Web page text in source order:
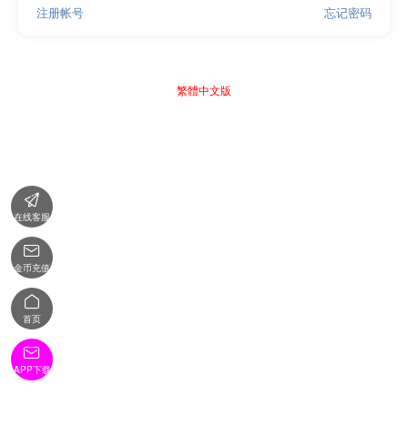
忘记密码
注册帐号
繁體中文版

在线客服

金币充值

首页

APP下载